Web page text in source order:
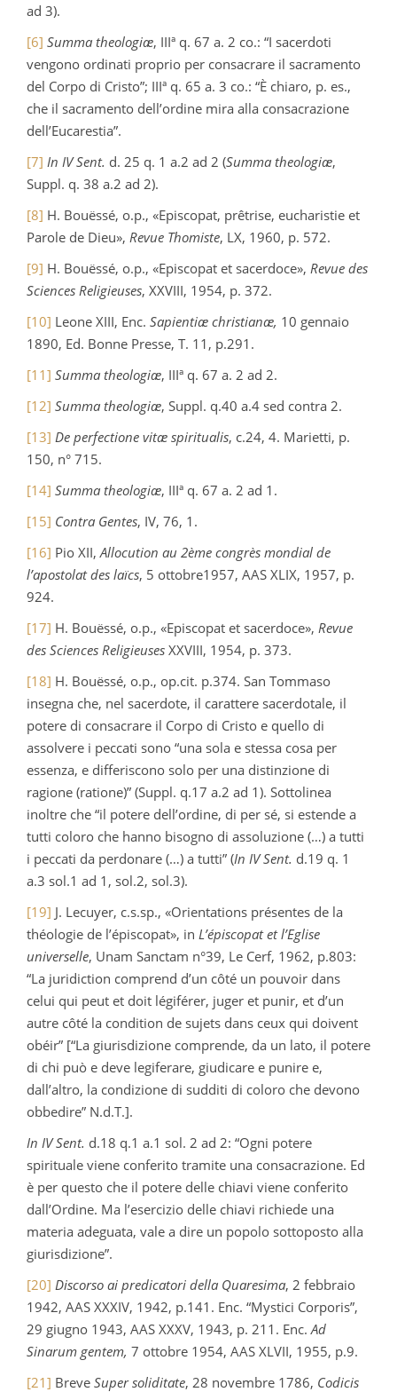
ad 3).
[6] Summa theologiæ, IIIª q. 67 a. 2 co.: “I sacerdoti
vengono ordinati proprio per consacrare il sacramento
del Corpo di Cristo”; IIIª q. 65 a. 3 co.: “È chiaro, p. es.,
che il sacramento dell’ordine mira alla consacrazione
dell’Eucarestia”.
[7] In IV Sent. d. 25 q. 1 a.2 ad 2 (Summa theologiæ,
Suppl. q. 38 a.2 ad 2).
[8] H. Bouëssé, o.p., «Episcopat, prêtrise, eucharistie et
Parole de Dieu», Revue Thomiste, LX, 1960, p. 572.
[9] H. Bouëssé, o.p., «Episcopat et sacerdoce», Revue des
Sciences Religieuses, XXVIII, 1954, p. 372.
[10] Leone XIII, Enc. Sapientiæ christianæ, 10 gennaio
1890, Ed. Bonne Presse, T. 11, p.291.
[11] Summa theologiæ, IIIª q. 67 a. 2 ad 2.
[12] Summa theologiæ, Suppl. q.40 a.4 sed contra 2.
[13] De perfectione vitæ spiritualis, c.24, 4. Marietti, p.
150, n° 715.
[14] Summa theologiæ, IIIª q. 67 a. 2 ad 1.
[15] Contra Gentes, IV, 76, 1.
[16] Pio XII, Allocution au 2ème congrès mondial de
l’apostolat des laïcs, 5 ottobre1957, AAS XLIX, 1957, p.
924.
[17] H. Bouëssé, o.p., «Episcopat et sacerdoce», Revue
des Sciences Religieuses XXVIII, 1954, p. 373.
[18] H. Bouëssé, o.p., op.cit. p.374. San Tommaso
insegna che, nel sacerdote, il carattere sacerdotale, il
potere di consacrare il Corpo di Cristo e quello di
assolvere i peccati sono “una sola e stessa cosa per
essenza, e differiscono solo per una distinzione di
ragione (ratione)” (Suppl. q.17 a.2 ad 1). Sottolinea
inoltre che “il potere dell’ordine, di per sé, si estende a
tutti coloro che hanno bisogno di assoluzione (…) a tutti
i peccati da perdonare (…) a tutti” (In IV Sent. d.19 q. 1
a.3 sol.1 ad 1, sol.2, sol.3).
[19] J. Lecuyer, c.s.sp., «Orientations présentes de la
théologie de l’épiscopat», in L’épiscopat et l’Eglise
universelle, Unam Sanctam n°39, Le Cerf, 1962, p.803:
“La juridiction comprend d’un côté un pouvoir dans
celui qui peut et doit légiférer, juger et punir, et d’un
autre côté la condition de sujets dans ceux qui doivent
obéir” [“La giurisdizione comprende, da un lato, il potere
di chi può e deve legiferare, giudicare e punire e,
dall’altro, la condizione di sudditi di coloro che devono
obbedire” N.d.T.].
In IV Sent. d.18 q.1 a.1 sol. 2 ad 2: “Ogni potere
spirituale viene conferito tramite una consacrazione. Ed
è per questo che il potere delle chiavi viene conferito
dall’Ordine. Ma l’esercizio delle chiavi richiede una
materia adeguata, vale a dire un popolo sottoposto alla
giurisdizione”.
[20] Discorso ai predicatori della Quaresima, 2 febbraio
1942, AAS XXXIV, 1942, p.141. Enc. “Mystici Corporis”,
29 giugno 1943, AAS XXXV, 1943, p. 211. Enc. Ad
Sinarum gentem, 7 ottobre 1954, AAS XLVII, 1955, p.9.
[21] Breve Super soliditate, 28 novembre 1786, Codicis